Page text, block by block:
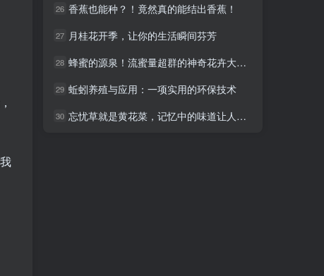
26 香蕉也能种？！竟然真的能结出香蕉！
27 月桂花开季，让你的生活瞬间芬芳
28 蜂蜜的源泉！流蜜量超群的神奇花卉大公开！
29 蚯蚓养殖与应用：一项实用的环保技术
30 忘忧草就是黄花菜，记忆中的味道让人陶醉
26 香蕉也能种？！竟然真的能结出香蕉！
27 月桂花开季，让你的生活瞬间芬芳
28 蜂蜜的源泉！流蜜量超群的神奇花卉大公开！
29 蚯蚓养殖与应用：一项实用的环保技术
30 忘忧草就是黄花菜，记忆中的味道让人陶醉